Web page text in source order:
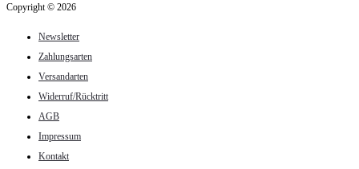
Copyright © 2026
Newsletter
Zahlungsarten
Versandarten
Widerruf/Rücktritt
AGB
Impressum
Kontakt